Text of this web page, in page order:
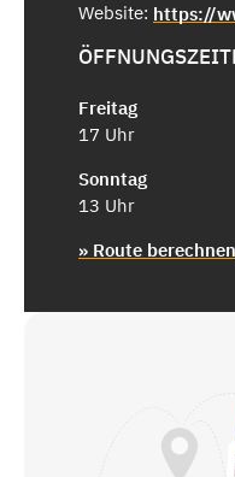
Website:
Freitag
17 Uhr
Sonntag
13 Uhr
» Route berechnen